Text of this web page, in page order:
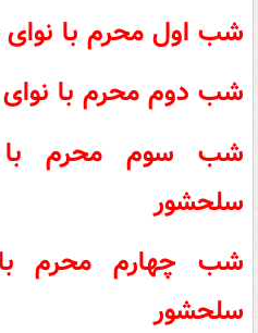
شب اول محرم با نوای
شب دوم محرم با نوای
شب سوم محرم با
سلحشور
شب چهارم محرم
سلحشور